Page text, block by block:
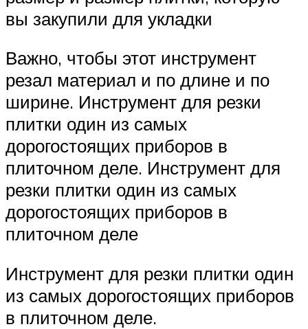
вы закупили для укладки
Важно, чтобы этот инструмент
резал материал и по длине и по
ширине. Инструмент для резки
плитки один из самых
дорогостоящих приборов в
плиточном деле. Инструмент для
резки плитки один из самых
дорогостоящих приборов в
плиточном деле
Инструмент для резки плитки один
из самых дорогостоящих приборов
в плиточном деле.